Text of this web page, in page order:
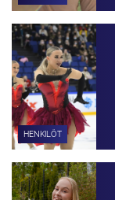
HENKILÖT